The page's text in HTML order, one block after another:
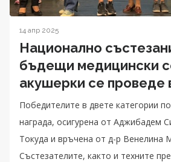
14 апр 2025
Национално
бъдещи медицински
акушерки се проведе
Победителите в двете категории
награда, осигурена от Аджибадем
Токуда и връчена от д-р Венелина
Състезателите, както и техните